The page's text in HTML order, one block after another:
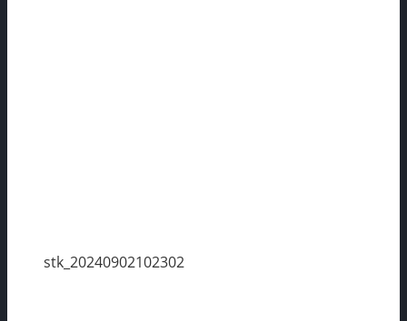
stk_20240902102302